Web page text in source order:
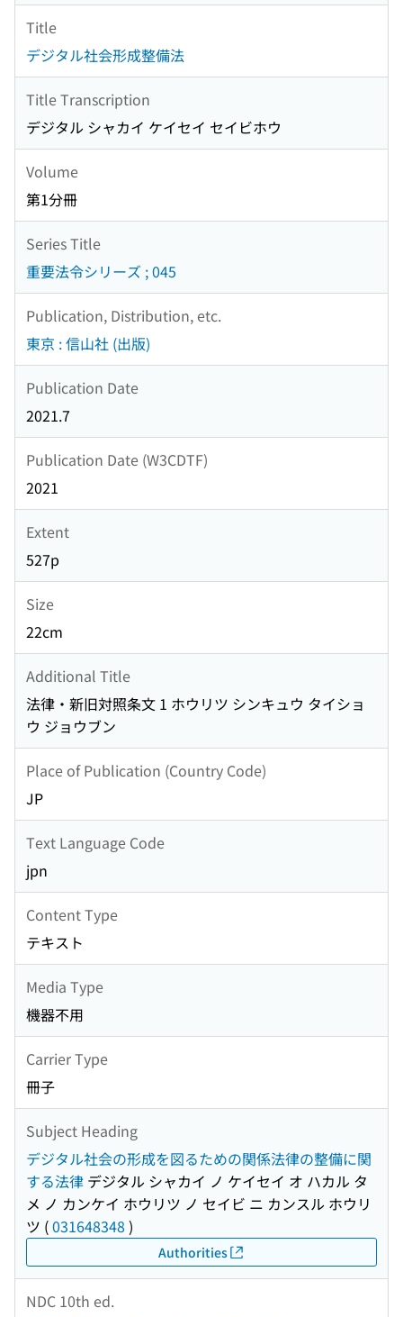
Title
デジタル社会形成整備法
Title Transcription
デジタル シャカイ ケイセイ セイビホウ
Volume
第1分冊
Series Title
重要法令シリーズ ; 045
Publication, Distribution, etc.
東京 : 信山社 (出版)
Publication Date
2021.7
Publication Date (W3CDTF)
2021
Extent
527p
Size
22cm
Additional Title
法律・新旧対照条文 1 ホウリツ シンキュウ タイショ
ウ ジョウブン
Place of Publication (Country Code)
JP
Text Language Code
jpn
Content Type
テキスト
Media Type
機器不用
Carrier Type
冊子
Subject Heading
デジタル社会の形成を図るための関係法律の整備に関
する法律 デジタル シャカイ ノ ケイセイ オ ハカル タ
メ ノ カンケイ ホウリツ ノ セイビ ニ カンスル ホウリ
ツ (031648348 )
Authorities
NDC 10th ed.